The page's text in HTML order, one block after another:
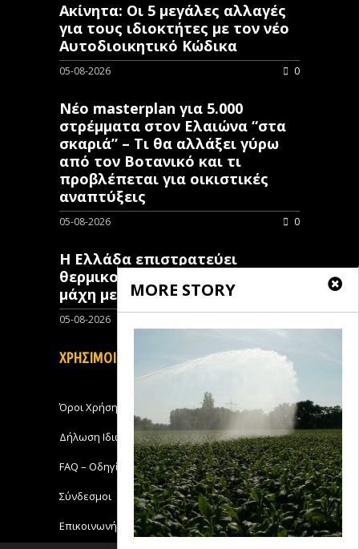
MORE STORY
Ακίνητα: Οι 5 μεγάλες αλλαγές
για τους ιδιοκτήτες με τον νέο
Αυτοδιοικητικό Κώδικα
05-08-2026 0
Νέο masterplan για 5.000
στρέμματα στον Ελαιώνα “στα
σκαριά” – Τι θα αλλάξει γύρω
από τον Βοτανικό και τι
προβλέπεται για οικιστικές
αναπτύξεις
05-08-2026 0
Η Ελλάδα επιστρατεύει
θερμικούς δορυφόρους στη
μάχη με τις πυρκαγιές
05-08-2026
ΧΡΗΣΙΜΟΙ ΣΥΝΔΕΣΜΟΙ
Όροι Χρήσης
Δήλωση Ιδιωτικότητας
FAQ – Οδηγίες Χρήσης
Σύνδεσμοι
Επικοινωνήστε με το Michanikos-Online